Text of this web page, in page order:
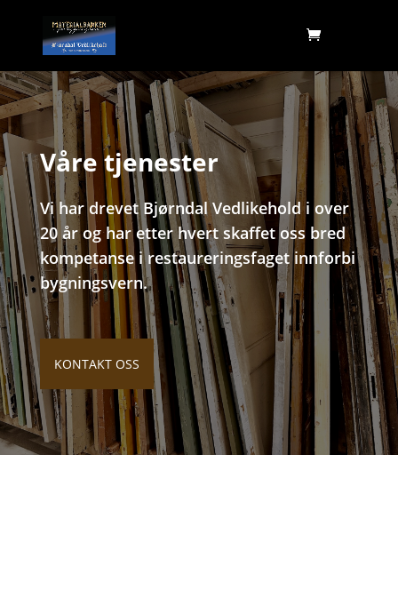
Våre tjenester
Vi har drevet Bjørndal Vedlikehold i over
20 år og har etter hvert skaffet oss bred
kompetanse i restaureringsfaget innforbi
bygningsvern.
KONTAKT OSS